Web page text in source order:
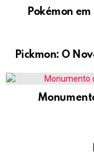
Pokémon
Pickmon: O